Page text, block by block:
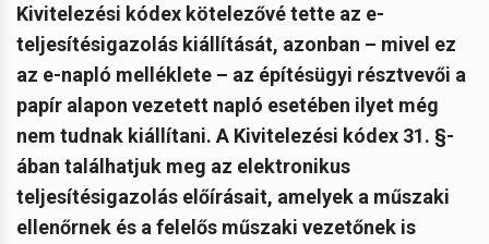
Kivitelezési kódex kötelezővé tette az e-
teljesítésigazolás kiállítását, azonban – mivel ez
az e-napló melléklete – az építésügyi résztvevői a
papír alapon vezetett napló esetében ilyet még
nem tudnak kiállítani. A Kivitelezési kódex 31. §-
ában találhatjuk meg az elektronikus
teljesítésigazolás előírásait, amelyek a műszaki
ellenőrnek és a felelős műszaki vezetőnek is